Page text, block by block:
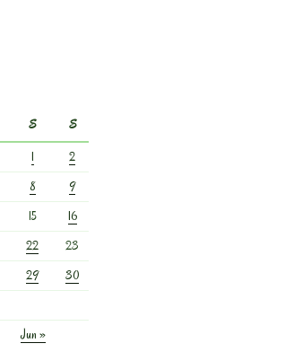
S
S
1
2
8
9
15
16
22
23
29
30
Jun »